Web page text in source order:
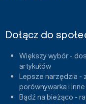
Dołącz do
Większy wybór -
artykułów
Lepsze narzędzia -
porównywarka i inne
Bądź na bieżąco -